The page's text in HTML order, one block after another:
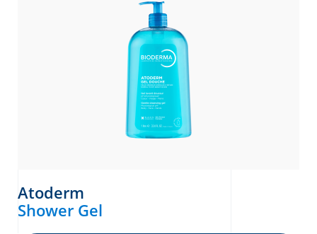
Atoderm
Shower Gel